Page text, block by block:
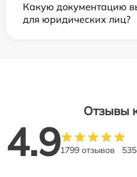
Какую документацию
для юридических лиц?
Отзывы
4.91799 отзывов